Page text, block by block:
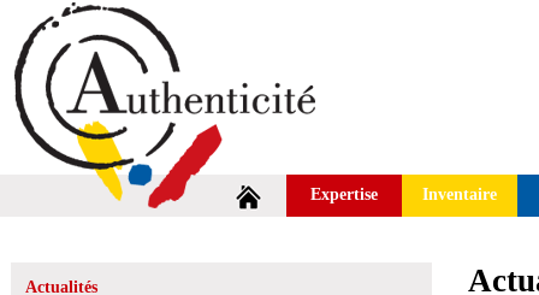
Expertise Inventaire
Actualités